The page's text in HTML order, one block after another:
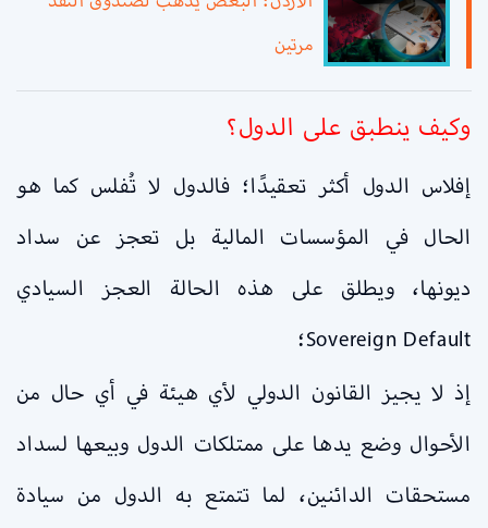
مرتين
وكيف ينطبق على الدول؟
إفلاس الدول أكثر تعقيدًا؛ فالدول لا تُفلس كما هو
الحال في المؤسسات المالية بل تعجز عن سداد
ديونها، ويطلق على هذه الحالة العجز السيادي
Sovereign Default؛
إذ لا يجيز القانون الدولي لأي هيئة في أي حال من
الأحوال وضع يدها على ممتلكات الدول وبيعها لسداد
مستحقات الدائنين، لما تتمتع به الدول من سيادة